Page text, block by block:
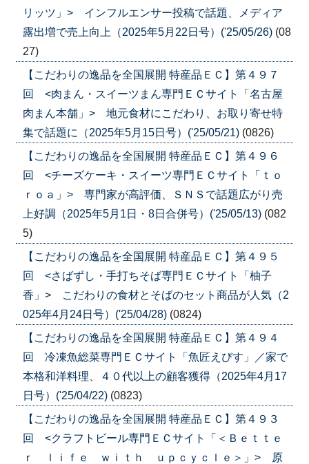
リッツ」> インフルエンサー投稿で話題、メディア
露出増で売上向上（2025年5月22日号）('25/05/26) (08
27)
【こだわりの逸品を全国展開 特産品ＥＣ】第４９７
回 <肉まん・スイーツまん専門ＥＣサイト「名古屋
肉まん本舗」> 地元食材にこだわり、お取り寄せ特
集で話題に（2025年5月15日号）('25/05/21) (0826)
【こだわりの逸品を全国展開 特産品ＥＣ】第４９６
回 <チーズケーキ・スイーツ専門ＥＣサイト「ｔｏ
ｒｏａ」> 専門家が高評価、ＳＮＳで話題広がり売
上好調（2025年5月1日・8日合併号）('25/05/13) (082
5)
【こだわりの逸品を全国展開 特産品ＥＣ】第４９５
回 <さばずし・手打ちそば専門ＥＣサイト「柚子
香」> こだわりの食材とそばのセット商品が人気（2
025年4月24日号）('25/04/28) (0824)
【こだわりの逸品を全国展開 特産品ＥＣ】第４９４
回 冷凍魚総菜専門ＥＣサイト「魚匠えびす」／家で
本格和洋料理、４０代以上の顧客獲得（2025年4月17
日号）('25/04/22) (0823)
【こだわりの逸品を全国展開 特産品ＥＣ】第４９３
回 <クラフトビール専門ＥＣサイト「＜Ｂｅｔｔｅ
ｒ ｌｉｆｅ ｗｉｔｈ ｕｐｃｙｃｌｅ＞」> 原